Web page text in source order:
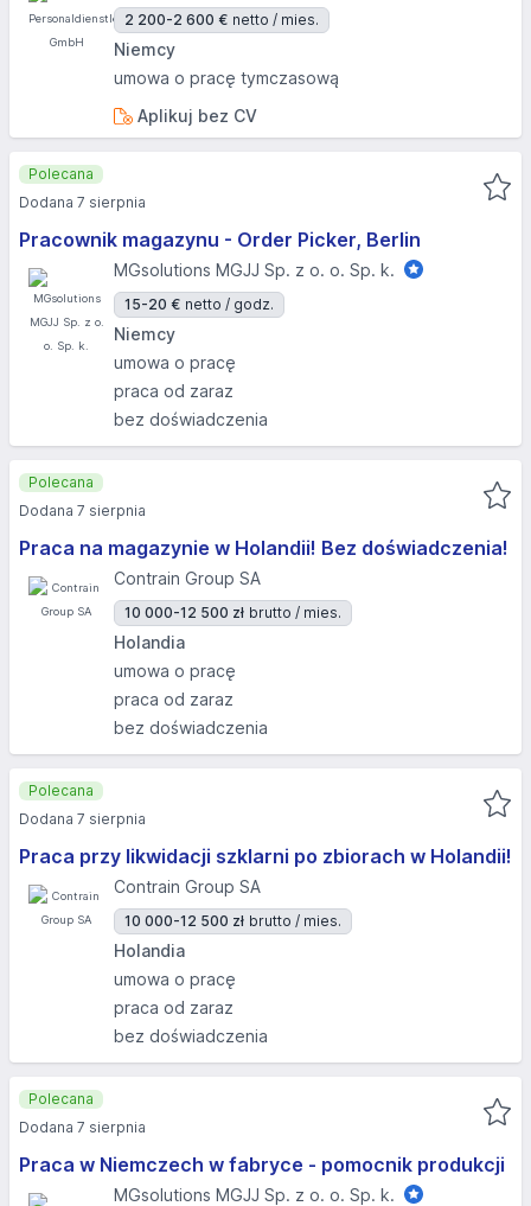
2 200-2 600 € netto / mies.
Niemcy
umowa o pracę tymczasową
Aplikuj bez CV
Pracownik magazynu - Order Picker, Berlin
MGsolutions MGJJ Sp. z o. o. Sp. k.
15-20 € netto / godz.
Niemcy
umowa o pracę
praca od zaraz
bez doświadczenia
Polecana
Dodana 7 sierpnia
Praca na magazynie w Holandii! Bez doświadczenia!
Contrain Group SA
10 000-12 500 zł brutto / mies.
Holandia
umowa o pracę
praca od zaraz
bez doświadczenia
Polecana
Dodana 7 sierpnia
Praca przy likwidacji szklarni po zbiorach w Holandii!
Contrain Group SA
10 000-12 500 zł brutto / mies.
Holandia
umowa o pracę
praca od zaraz
bez doświadczenia
Polecana
Dodana 7 sierpnia
Praca w Niemczech w fabryce - pomocnik produkcji
MGsolutions MGJJ Sp. z o. o. Sp. k.
Polecana
Dodana 7 sierpnia